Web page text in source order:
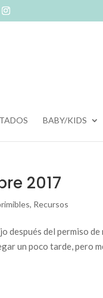
BABY/KIDS
2017
, Recursos
después del permiso
un poco tarde, pero